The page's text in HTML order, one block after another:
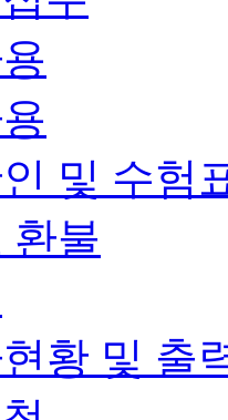
및 수험
환불
황 및 출